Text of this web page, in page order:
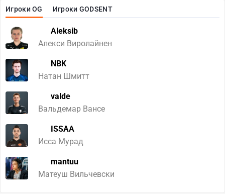
Игроки OG Игроки GODSENT
Aleksib
Алекси Виролайнен
NBK
Натан Шмитт
valde
Вальдемар Вансе
ISSAA
Исса Мурад
mantuu
Матеуш Вильчевски